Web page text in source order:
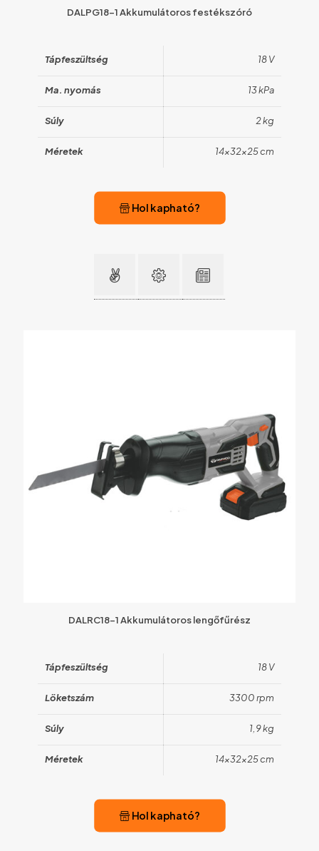
DALPG18-1 Akkumulátoros festékszóró
Tápfeszültség 18 V
Ma. nyomás 13 kPa
Súly 2 kg
Méretek 14x32x25 cm
Hol kapható?
DALRC18-1 Akkumulátoros lengőfűrész
Tápfeszültség 18 V
Löketszám 3300 rpm
Súly 1,9 kg
Méretek 14x32x25 cm
Hol kapható?